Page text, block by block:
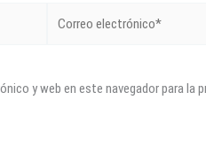
electrónico*
y web en este navegador para la